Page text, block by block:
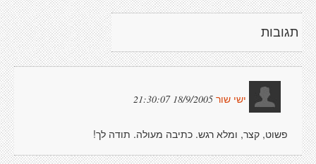
תגובות
ישי שור 18/9/2005 21:30:07
פשוט, קצר, ומלא רגש. כתיבה מעולה. תודה לך!